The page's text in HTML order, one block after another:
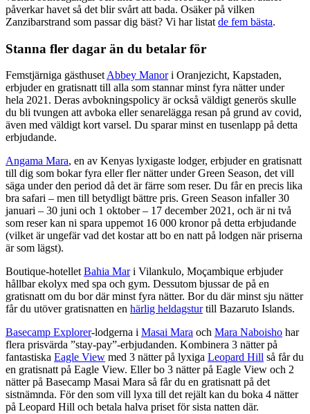
påverkar havet så det blir svårt att bada. Osäker på vilken
Zanzibarstrand som passar dig bäst? Vi har listat de fem bästa.
Stanna fler dagar än du betalar för
Femstjärniga gästhuset Abbey Manori Oranjezicht, Kapstaden,
erbjuder en gratisnatt till alla som stannar minst fyra nätter under
hela 2021. Deras avbokningspolicy är också väldigt generös skulle
du bli tvungen att avboka eller senarelägga resan på grund av covid,
även med väldigt kort varsel. Du sparar minst en tusenlapp på detta
erbjudande.
Angama Mara, en av Kenyas lyxigaste lodger, erbjuder en gratisnatt
till dig som bokar fyra eller fler nätter under Green Season, det vill
säga under den period då det är färre som reser. Du får en precis lika
bra safari – men till betydligt bättre pris. Green Season infaller 30
januari – 30 juni och 1 oktober – 17 december 2021, och är ni två
som reser kan ni spara uppemot 16 000 kronor på detta erbjudande
(vilket är ungefär vad det kostar att bo en natt på lodgen när priserna
är som lägst).
Boutique-hotellet Bahia Mari Vilankulo, Moçambique erbjuder
hållbar ekolyx med spa och gym. Dessutom bjussar de på en
gratisnatt om du bor där minst fyra nätter. Bor du där minst sju nätter
får du utöver gratisnatten en härlig heldagsturtill Bazaruto Islands.
Basecamp Explorer-lodgerna i Masai Mara och Mara Naboisho har
flera prisvärda ”stay-pay”-erbjudanden. Kombinera 3 nätter på
fantastiska Eagle View med 3 nätter på lyxiga Leopard Hill så får du
en gratisnatt på Eagle View. Eller bo 3 nätter på Eagle View och 2
nätter på Basecamp Masai Mara så får du en gratisnatt på det
sistnämnda. För den som vill lyxa till det rejält kan du boka 4 nätter
på Leopard Hill och betala halva priset för sista natten där.